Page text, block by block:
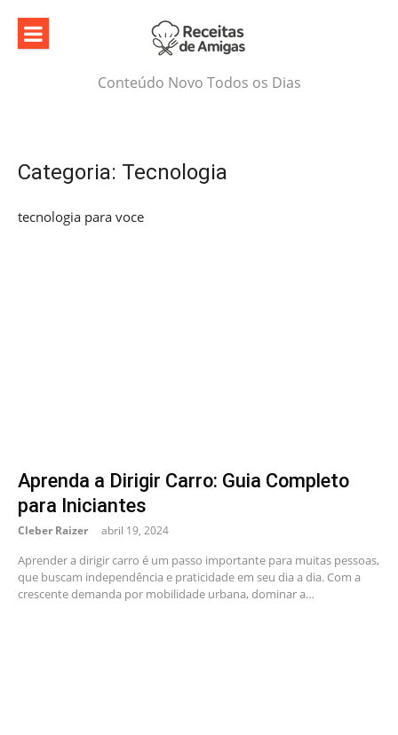
content
Conteúdo Novo Todos os Dias
Categoria: Tecnologia
tecnologia para voce
Aprenda a Dirigir Carro: Guia Completo
para Iniciantes
Cleber Raizer abril 19, 2024
Aprender a dirigir carro é um passo importante para muitas pessoas,
que buscam independência e praticidade em seu dia a dia. Com a
crescente demanda por mobilidade urbana, dominar a…